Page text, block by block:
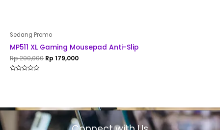
Sedang Promo
MP511 XL Gaming Mousepad Anti-Slip
Rp200,000 Rp 179,000